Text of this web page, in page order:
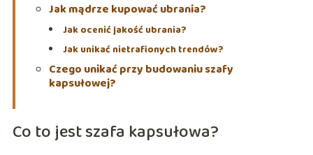
Jak mądrze kupować ubrania?
Jak ocenić jakość ubrania?
Jak unikać nietrafionych trendów?
Czego unikać przy budowaniu szafy
kapsułowej?
Co to jest szafa kapsułowa?